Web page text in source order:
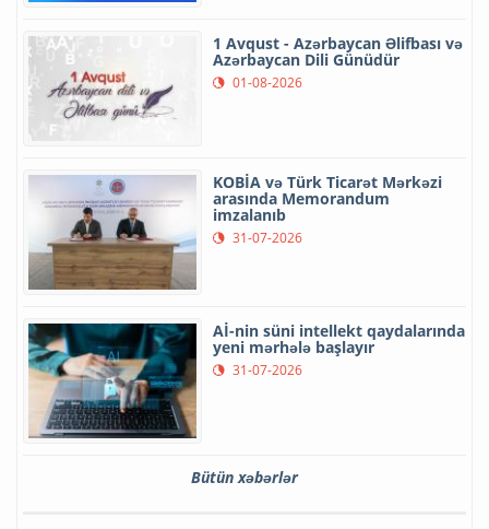
1 Avqust - Azərbaycan Əlifbası və
Azərbaycan Dili Günüdür
01-08-2026
KOBİA və Türk Ticarət Mərkəzi
arasında Memorandum
imzalanıb
31-07-2026
Aİ-nin süni intellekt qaydalarında
yeni mərhələ başlayır
31-07-2026
Bütün xəbərlər